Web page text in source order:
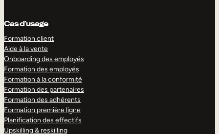
Cas d’usage
Formation client
Aide à la vente
Onboarding des employés
Formation des employés
Formation à la conformité
Formation des partenaires
Formation des adhérents
Formation première ligne
Planification des effectifs
Upskilling & reskilling